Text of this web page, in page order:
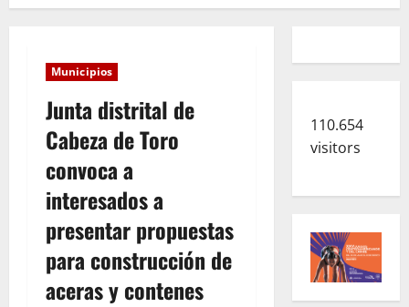
Municipios
Junta distrital de
Cabeza de Toro
convoca a
interesados a
presentar propuestas
para construcción de
aceras y contenes
110.654
visitors